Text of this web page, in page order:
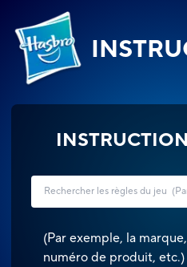
(Par exemple, la
numéro de produit, etc.)